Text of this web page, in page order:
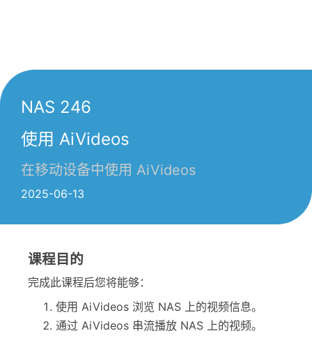
NAS 246
使用 AiVideos
在移动设备中使用 AiVideos
2025-06-13
课程目的
完成此课程后您将能够：
使用 AiVideos 浏览 NAS 上的视频信息。
通过 AiVideos 串流播放 NAS 上的视频。